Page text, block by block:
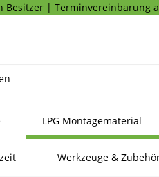
Besitzer | Terminvereinbarung
LPG Montagematerial
Werkzeuge &